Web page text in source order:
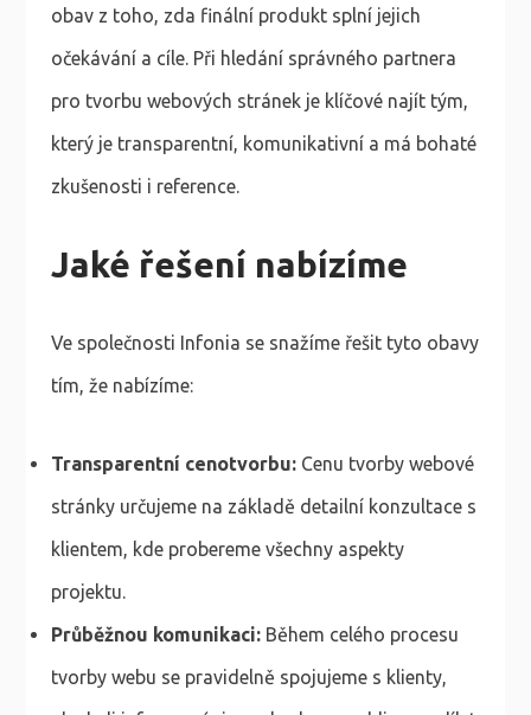
obav z toho, zda finální produkt splní jejich
očekávání a cíle. Při hledání správného partnera
pro tvorbu webových stránek je klíčové najít tým,
který je transparentní, komunikativní a má bohaté
zkušenosti i reference.
Jaké řešení nabízíme
Ve společnosti Infonia se snažíme řešit tyto obavy
tím, že nabízíme:
Transparentní cenotvorbu:Cenu tvorby webové
stránky určujeme na základě detailní konzultace s
klientem, kde probereme všechny aspekty
projektu.
Průběžnou komunikaci:Během celého procesu
tvorby webu se pravidelně spojujeme s klienty,